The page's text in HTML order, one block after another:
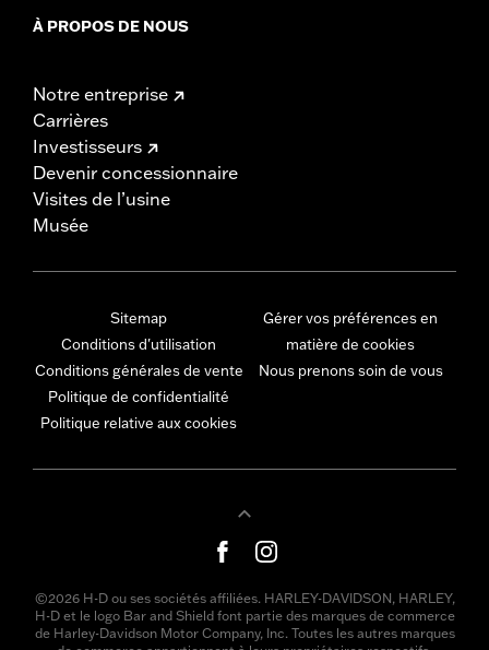
À PROPOS DE NOUS
Notre entreprise
Carrières
Investisseurs
Devenir concessionnaire
Visites de l’usine
Musée
Sitemap
Conditions d'utilisation
Conditions générales de vente
Politique de confidentialité
Politique relative aux cookies
Gérer vos préférences en
matière de cookies
Nous prenons soin de vous
©2026 H-D ou ses sociétés affiliées. HARLEY-DAVIDSON, HARLEY,
H-D et le logo Bar and Shield font partie des marques de commerce
de Harley-Davidson Motor Company, Inc. Toutes les autres marques